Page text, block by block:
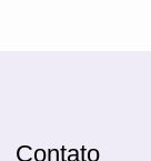
Contato